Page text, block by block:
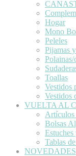
Hogar
Mono
Peleles
Pijamas
Polainas/
Toallas
Vestidos
Vestidos
VUELTA AL
Artículos
Bolsas
Tablas
NOVEDADES